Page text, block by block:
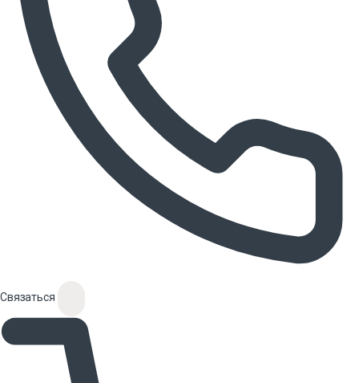
Связаться